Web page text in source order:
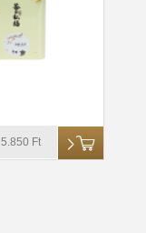
5.850 Ft